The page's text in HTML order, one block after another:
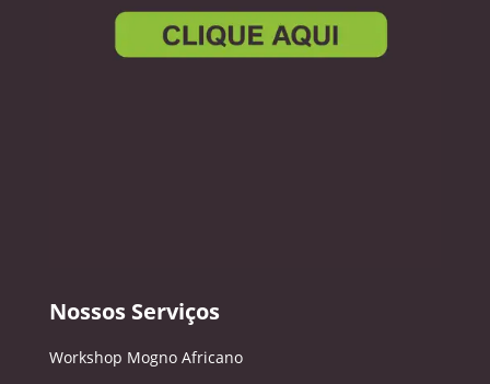
Nossos Serviços
Workshop Mogno Africano